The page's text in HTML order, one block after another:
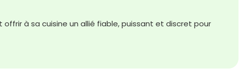
offrir à sa cuisine un allié fiable, puissant et discret pour